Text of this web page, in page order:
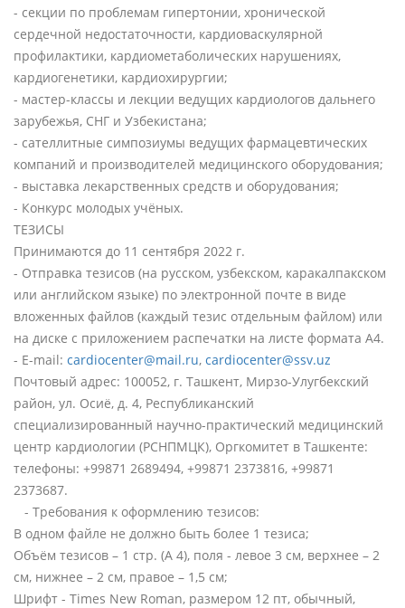
- секции по проблемам гипертонии, хронической
сердечной недостаточности, кардиоваскулярной
профилактики, кардиометаболических нарушениях,
кардиогенетики, кардиохирургии;
- мастер-классы и лекции ведущих кардиологов дальнего
зарубежья, СНГ и Узбекистана;
- сателлитные симпозиумы ведущих фармацевтических
компаний и производителей медицинского оборудования;
- выставка лекарственных средств и оборудования;
- Конкурс молодых учёных.
ТЕЗИСЫ
Принимаются до 11 сентября 2022 г.
- Отправка тезисов (на русском, узбекском, каракалпакском
или английском языке) по электронной почте в виде
вложенных файлов (каждый тезис отдельным файлом) или
на диске с приложением распечатки на листе формата А4.
- E-mail: cardiocenter@mail.ru, cardiocenter@ssv.uz
Почтовый адрес: 100052, г. Ташкент, Мирзо-Улугбекский
район, ул. Осиё, д. 4, Республиканский
специализированный научно-практический медицинский
центр кардиологии (РСНПМЦК), Оргкомитет в Ташкенте:
телефоны: +99871 2689494, +99871 2373816, +99871
2373687.
- Требования к оформлению тезисов:
В одном файле не должно быть более 1 тезиса;
Объём тезисов – 1 стр. (А 4), поля - левое 3 см, верхнее – 2
см, нижнее – 2 см, правое – 1,5 см;
Шрифт - Times New Roman, размером 12 пт, обычный,